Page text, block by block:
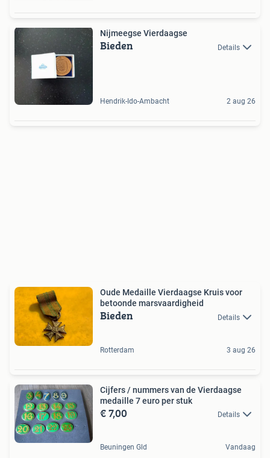
Nijmeegse Vierdaagse
Bieden Details
Hendrik-Ido-Ambacht 2 aug 26
Oude Medaille Vierdaagse Kruis voor
betoonde marsvaardigheid
Bieden Details
Rotterdam 3 aug 26
Cijfers / nummers van de Vierdaagse
medaille 7 euro per stuk
€ 7,00 Details
Beuningen Gld Vandaag